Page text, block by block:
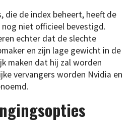
die de index beheert, heeft de
niet officieel bevestigd.
echter dat de slechte
en zijn lage gewicht in de
maken dat hij zal worden
vervangers worden Nvidia en